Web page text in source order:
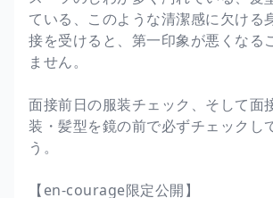
ている、このような清潔感に欠ける
接を受けると、第一印象が悪くなる
ません。
面接前日の服装チェック、そして面
装・髪型を鏡の前で必ずチェックし
う。
【en-courage限定公開】